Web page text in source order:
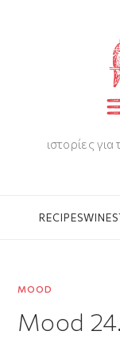
ιστορίες
RECIPESWINE
MOOD
Mood